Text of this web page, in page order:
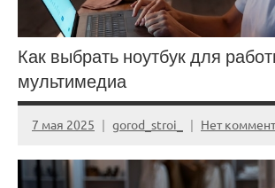
Как выбрать ноутбук для
мультимедиа
7 мая 2025 gorod_stroi_ Нет